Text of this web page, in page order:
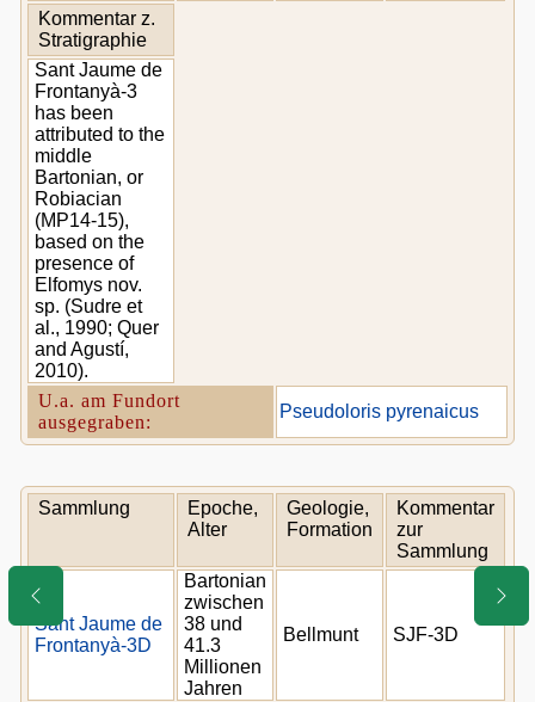
Kommentar z.
Stratigraphie
Sant Jaume de
Frontanyà-3
has been
attributed to the
middle
Bartonian, or
Robiacian
(MP14-15),
based on the
presence of
Elfomys nov.
sp. (Sudre et
al., 1990; Quer
and Agustí,
2010).
U.a. am Fundort
ausgegraben:
Pseudoloris pyrenaicus
Sammlung
Epoche,
Alter
Geologie,
Formation
Kommentar
zur
Sammlung
Sant Jaume de
Frontanyà-3D
Bartonian
zwischen
38 und
41.3
Millionen
Jahren
Bellmunt SJF-3D